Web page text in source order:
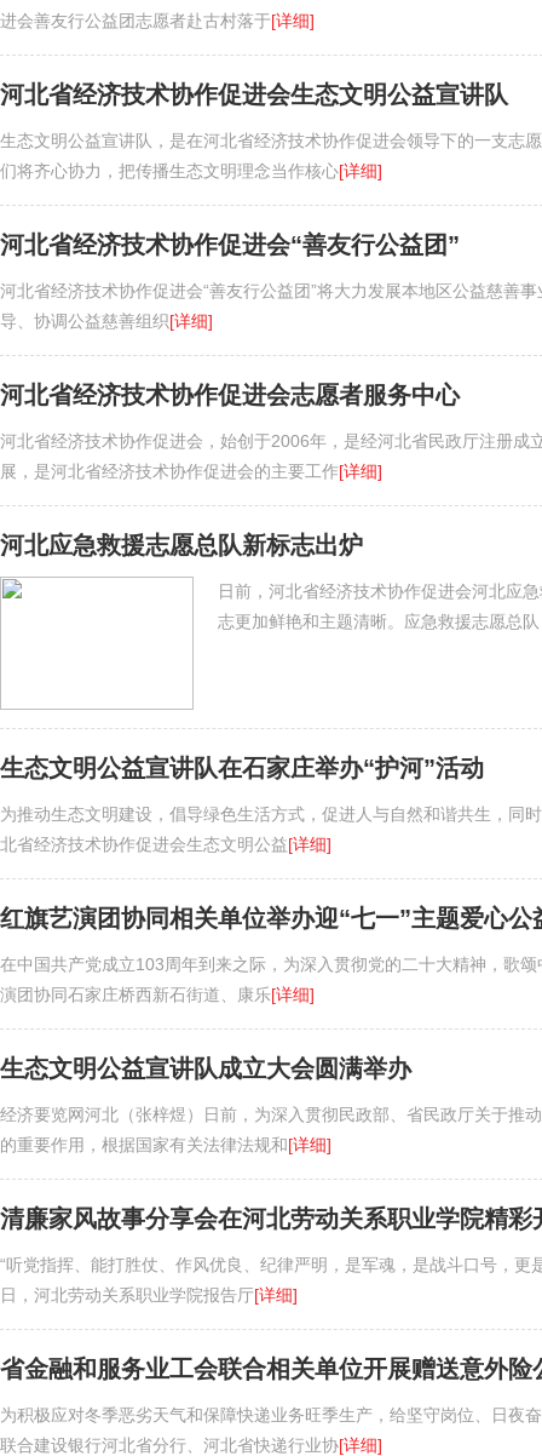
进会善友行公益团志愿者赴古村落于[详细]
河北省经济技术协作促进会生态文明公益宣讲队
生态文明公益宣讲队，是在河北省经济技术协作促进会领导下的一支志
们将齐心协力，把传播生态文明理念当作核心[详细]
河北省经济技术协作促进会“善友行公益团”
河北省经济技术协作促进会“善友行公益团”将大力发展本地区公益慈善
导、协调公益慈善组织[详细]
河北省经济技术协作促进会志愿者服务中心
河北省经济技术协作促进会，始创于2006年，是经河北省民政厅注册
展，是河北省经济技术协作促进会的主要工作[详细]
河北应急救援志愿总队新标志出炉
日前，河北省经济技术协作促进会河北应
志更加鲜艳和主题清晰。应急救援志愿总
生态文明公益宣讲队在石家庄举办“护河”活动
为推动生态文明建设，倡导绿色生活方式，促进人与自然和谐共生，同
北省经济技术协作促进会生态文明公益[详细]
红旗艺演团协同相关单位举办迎“七一”主题爱心公
在中国共产党成立103周年到来之际，为深入贯彻党的二十大精神，歌
演团协同石家庄桥西新石街道、康乐[详细]
生态文明公益宣讲队成立大会圆满举办
经济要览网河北（张梓煜）日前，为深入贯彻民政部、省民政厅关于推
的重要作用，根据国家有关法律法规和[详细]
清廉家风故事分享会在河北劳动关系职业学院精彩
“听党指挥、能打胜仗、作风优良、纪律严明，是军魂，是战斗口号，
日，河北劳动关系职业学院报告厅[详细]
省金融和服务业工会联合相关单位开展赠送意外险
为积极应对冬季恶劣天气和保障快递业务旺季生产，给坚守岗位、日夜
联合建设银行河北省分行、河北省快递行业协[详细]